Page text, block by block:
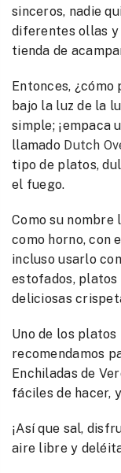
sinceros, nadie
diferentes ollas y
tienda de
Entonces, ¿cómo
bajo la luz de la
simple; ¡empaca
llamado Dutch
tipo de platos,
el fuego.
Como su nombre
como horno, con
incluso usarlo
estofados, platos
deliciosas
Uno de los
recomendamos
Enchiladas de
fáciles de hacer,
¡Así que sal,
aire libre y